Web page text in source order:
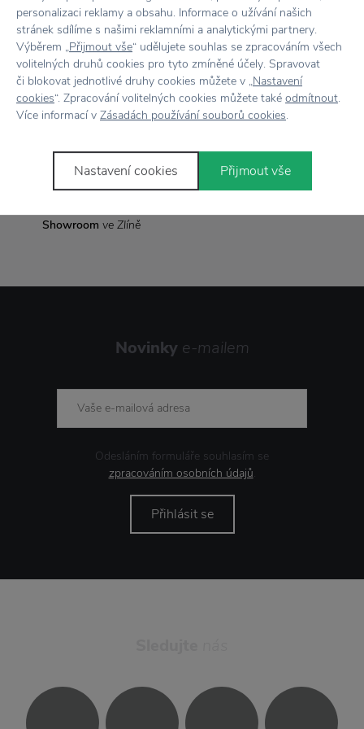
Vše skladem,odesíláme ihned
7500+ produktůna výběr
Showroom ve Zlíně
Vyrobeno
Novinky e-mailem
Odesláním formuláře souhlasím se
zpracováním osobních údajů.
Přihlásit se
personalizaci reklamy a obsahu. Informace o užívání našich
stránek sdílíme s našimi reklamními a analytickými partnery.
Výběrem „Přijmout vše“ udělujete souhlas se zpracováním všech
volitelných druhů cookies pro tyto zmíněné účely. Spravovat
či blokovat jednotlivé druhy cookies můžete v „Nastavení
cookies“. Zpracování volitelných cookies můžete také odmítnout.
Více informací v Zásadách používání souborů cookies.
Nastavení cookies Přijmout vše